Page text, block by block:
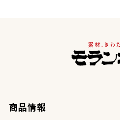
商品情報